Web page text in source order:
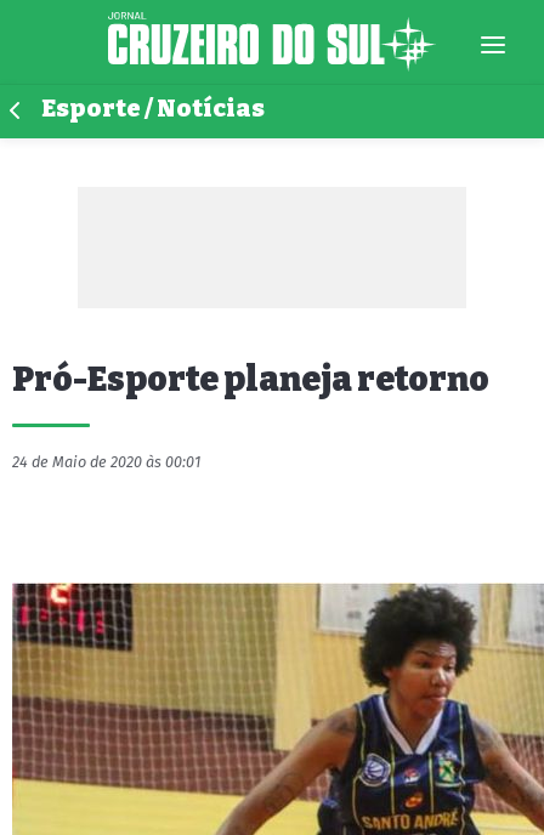
Esporte / Notícias
Pró-Esporte planeja retorno
24 de Maio de 2020 às 00:01